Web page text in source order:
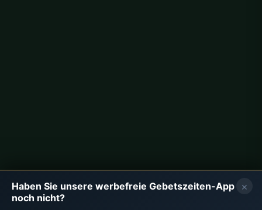
Kontakt
Datenschutzrichtlinie
×
Haben Sie unsere werbefreie Gebetszeiten-App
noch nicht?